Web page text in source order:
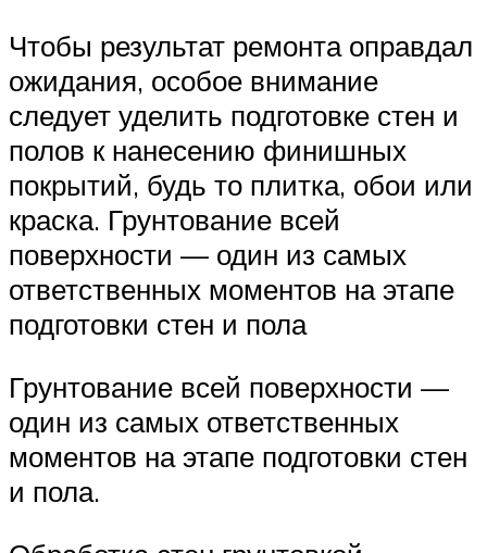
Чтобы результат ремонта оправдал
ожидания, особое внимание
следует уделить подготовке стен и
полов к нанесению финишных
покрытий, будь то плитка, обои или
краска. Грунтование всей
поверхности — один из самых
ответственных моментов на этапе
подготовки стен и пола
Грунтование всей поверхности —
один из самых ответственных
моментов на этапе подготовки стен
и пола.